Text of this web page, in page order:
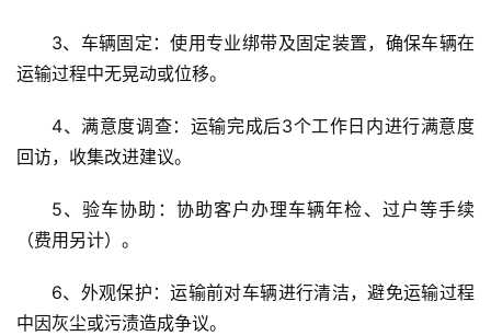
3、车辆固定：使用专业绑带及固定装置，确保车辆在
运输过程中无晃动或位移。
4、满意度调查：运输完成后3个工作日内进行满意度
回访，收集改进建议。
5、验车协助：协助客户办理车辆年检、过户等手续
（费用另计）。
6、外观保护：运输前对车辆进行清洁，避免运输过程
中因灰尘或污渍造成争议。